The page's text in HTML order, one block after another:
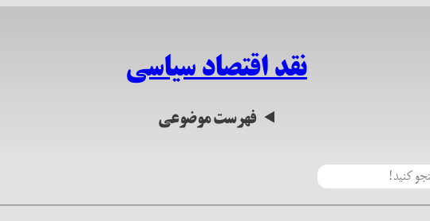
نقد اقتصاد سیاسی
فهرست موضوعی